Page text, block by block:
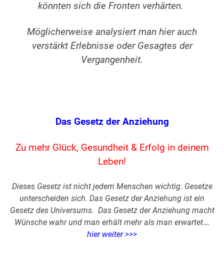
könnten sich die Fronten verhärten.
Möglicherweise analysiert man hier auch
verstärkt Erlebnisse oder Gesagtes der
Vergangenheit.
Das Gesetz der Anziehung
Zu mehr Glück, Gesundheit & Erfolg in deinem
Leben!
Dieses Gesetz ist nicht jedem Menschen wichtig. Gesetze
unterscheiden sich. Das Gesetz der Anziehung ist ein
Gesetz des Universums. Das Gesetz der Anziehung macht
Wünsche wahr und man erhält mehr als man erwartet….
hier weiter >>>